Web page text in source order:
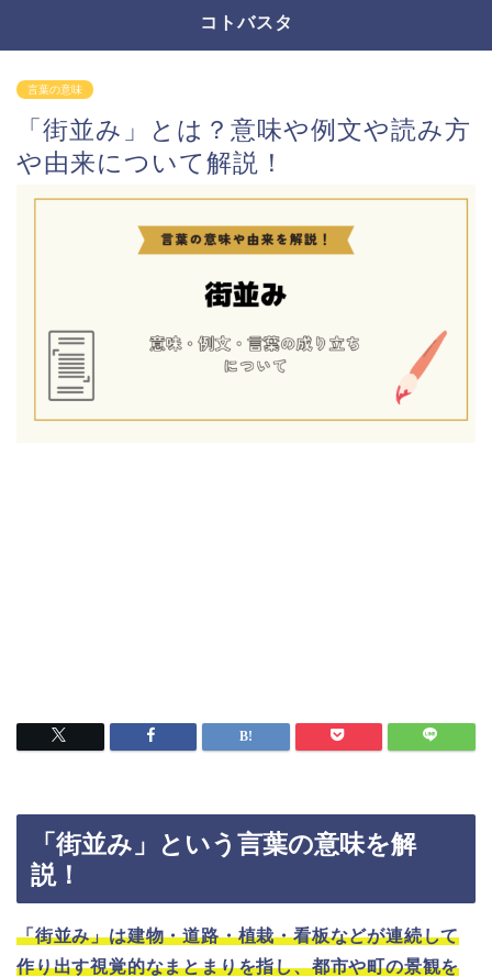
コトバスタ
言葉の意味
「街並み」とは？意味や例文や読み方
や由来について解説！
「街並み」という言葉の意味を解
説！
「街並み」は建物・道路・植栽・看板などが連続して
作り出す視覚的なまとまりを指し、都市や町の景観を